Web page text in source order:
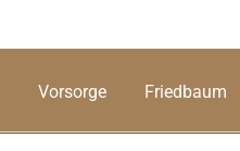
Vorsorge Friedbaum